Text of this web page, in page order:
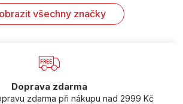
všechny značky
Doprava zdarma
zdarma při nákupu nad 2999 Kč